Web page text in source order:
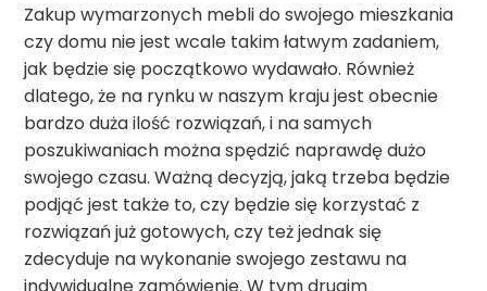
Zakup wymarzonych mebli do swojego mieszkania
czy domu nie jest wcale takim łatwym zadaniem,
jak będzie się początkowo wydawało. Również
dlatego, że na rynku w naszym kraju jest obecnie
bardzo duża ilość rozwiązań, i na samych
poszukiwaniach można spędzić naprawdę dużo
swojego czasu. Ważną decyzją, jaką trzeba będzie
podjąć jest także to, czy będzie się korzystać z
rozwiązań już gotowych, czy też jednak się
zdecyduje na wykonanie swojego zestawu na
indywidualne zamówienie. W tym drugim